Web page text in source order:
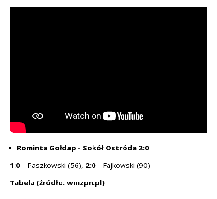
Rominta Gołdap - Sokół Ostróda 2:0
1:0 - Paszkowski (56), 2:0 - Fajkowski (90)
Tabela (źródło: wmzpn.pl)